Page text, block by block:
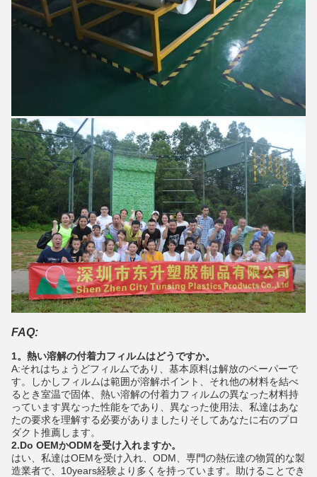
FAQ:
1。熱い溶解の付着力フィルムはどうですか。
A:それはちょうどフィルムであり、基本原料は解放のペーパーで
す。しかしフィルムは範囲が溶解ポイント、それ他の材料を結べ
るとき室温で固体、熱い溶解の付着力フィルムの異なった材料持
っています異なった性能をであり、異なった使用法、私達はあな
たの要求を理解する必要がありましたりそしてあなたに右のプロ
ダクト推薦します。
2.Do OEMかODMを受け入れますか。
はい、私達はOEMを受け入れ、ODM、専門の熱伝達の物質的な製
造業者で、10years経験より多くを持っています。助けることでき